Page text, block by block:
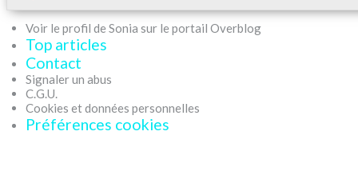
Voir le profil de Sonia sur le portail Overblog
Top articles
Contact
Signaler un abus
C.G.U.
Cookies et données personnelles
Préférences cookies